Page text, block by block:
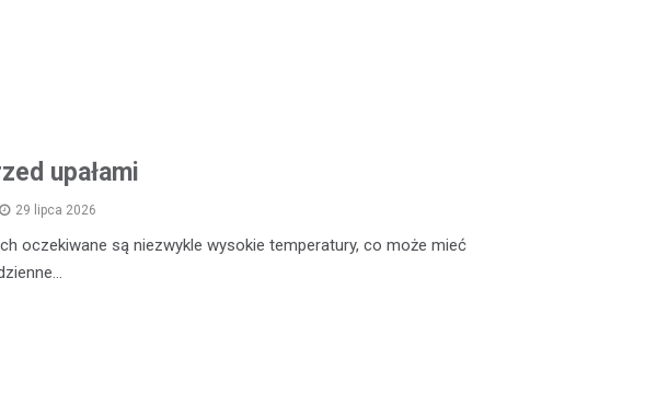
upałami
29 lipca 2026
oczekiwane są niezwykle wysokie temperatury, co może mieć